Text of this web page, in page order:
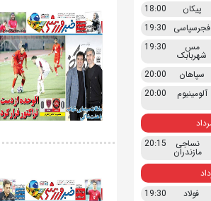
پیکان
18:00
فجرسپاسی
19:30
مس
شهربابک
19:30
سپاهان
20:00
آلومینیوم 20:00
نساجی
مازندران
20:15
فولاد
19:30